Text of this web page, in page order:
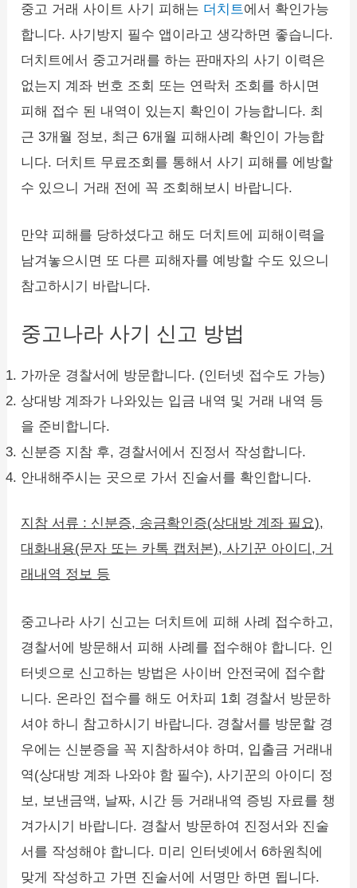
중고 거래 사이트 사기 피해는 더치트 에서 확인가능
합니다. 사기방지 필수 앱이라고 생각하면 좋습니다.
더치트에서 중고거래를 하는 판매자의 사기 이력은
없는지 계좌 번호 조회 또는 연락처 조회를 하시면
피해 접수 된 내역이 있는지 확인이 가능합니다. 최
근 3개월 정보, 최근 6개월 피해사례 확인이 가능합
니다. 더치트 무료조회를 통해서 사기 피해를 에방할
수 있으니 거래 전에 꼭 조회해보시 바랍니다.
만약 피해를 당하셨다고 해도 더치트에 피해이력을
남겨놓으시면 또 다른 피해자를 예방할 수도 있으니
참고하시기 바랍니다.
중고나라 사기 신고 방법
가까운 경찰서에 방문합니다. (인터넷 접수도 가능)
상대방 계좌가 나와있는 입금 내역 및 거래 내역 등
을 준비합니다.
신분증 지참 후, 경찰서에서 진정서 작성합니다.
안내해주시는 곳으로 가서 진술서를 확인합니다.
지참 서류 : 신분증, 송금확인증(상대방 계좌 필요),
대화내용(문자 또는 카톡 캡처본), 사기꾼 아이디, 거
래내역 정보 등
중고나라 사기 신고는 더치트에 피해 사례 접수하고,
경찰서에 방문해서 피해 사례를 접수해야 합니다. 인
터넷으로 신고하는 방법은 사이버 안전국에 접수합
니다. 온라인 접수를 해도 어차피 1회 경찰서 방문하
셔야 하니 참고하시기 바랍니다. 경찰서를 방문할 경
우에는 신분증을 꼭 지참하셔야 하며, 입출금 거래내
역(상대방 계좌 나와야 함 필수), 사기꾼의 아이디 정
보, 보낸금액, 날짜, 시간 등 거래내역 증빙 자료를 챙
겨가시기 바랍니다. 경찰서 방문하여 진정서와 진술
서를 작성해야 합니다. 미리 인터넷에서 6하원칙에
맞게 작성하고 가면 진술서에 서명만 하면 됩니다.